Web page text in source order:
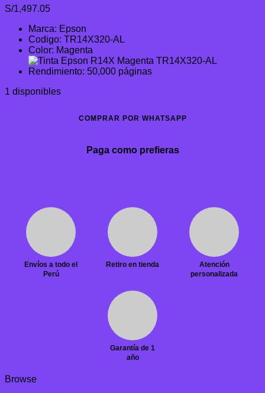
S/1,497.05
Marca: Epson
Codigo: TR14X320-AL
Color: Magenta
Rendimiento: 50,000 páginas
1 disponibles
COMPRAR POR WHATSAPP
Paga como prefieras
Envíos a todo el
Perú
Retiro en tienda
Atención
personalizada
Garantía de 1
año
Browse